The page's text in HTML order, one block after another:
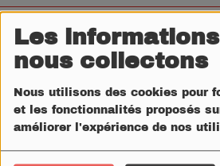
Les
nous collectons
Nous utilisons des cookies pour
et les fonctionnalités proposés
améliorer l'expérience de nos